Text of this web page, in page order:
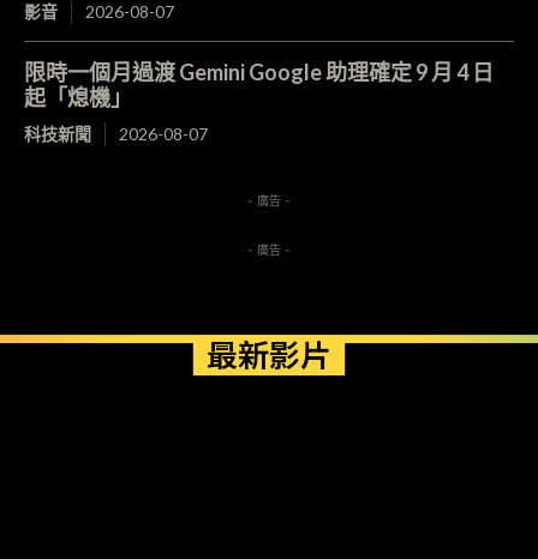
影音 2026-08-07
限時一個月過渡 Gemini Google 助理確定 9 月 4 日
起「熄機」
科技新聞 2026-08-07
- 廣告 -
- 廣告 -
最新影片